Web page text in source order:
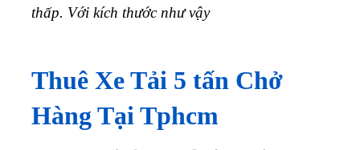
thấp. Với kích thước như vậy
Thuê Xe Tải 5 tấn Chở
Hàng Tại Tphcm